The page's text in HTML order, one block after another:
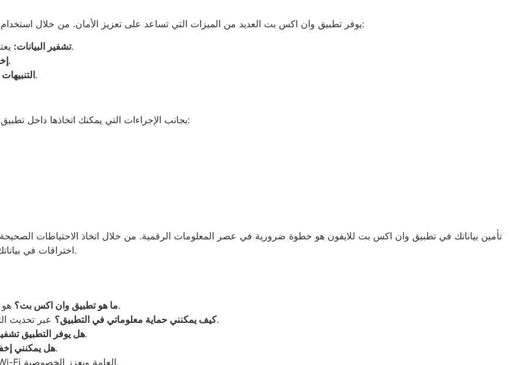
يوفر تطبيق وان اكس بت العديد من الميزات التي تساعد على تعزيز الأمان. من خلال استخدام هذه الميزات، يمكنك ضمان بقاء بياناتك محمية. إليك بعض هذه الميزات:
تشفير البيانات:يعتمد التطبيق على تقنيات تشفير متقدمة لحماية البيانات أثناء النقل.
يسمح بإخفاء الرسائل الخاصة، مما يعزز الخصوصية.
يوفر تنبيهات في حالة رصد أي نشاط مريب على حسابك.
بجانب الإجراءات التي يمكنك اتخاذها داخل تطبيق وان اكس بت، هناك نصائح عامة يمكنك اتباعها لحماية بياناتك الشخصية:
تأمين بياناتك في تطبيق وان اكس بت للايفون هو خطوة ضرورية في عصر المعلومات الرقمية. من خلال اتخاذ الاحتياطات
اختراقات في بياناتك. تذكر دائمًا أن الأمان هو مسؤولية مشتركة تتطلب وعيًا واهتمامًا دائمًا.
ما هو تطبيق وان اكس بت؟هو تطبيق لإدارة البيانات والتواصل يوفر ميزات متعددة للمستخدمين.
كيف يمكنني حماية معلوماتي في التطبيق؟عبر تحديث التطبيق، واستخدام كلمة مرور قوية، وتفعيل خاصية التحقق الثنائي.
هل يوفر التطبيقنعم، يعتمد على تقنيات تشفير متقدمة لحماية البيانات.
هل يمكننينعم، يوفر خاصية إخفاء الرسائل الخاصة.
يحمي بياناتك أثناء الاتصال بشبكات Wi-Fi العامة ويعزز الخصوصية.